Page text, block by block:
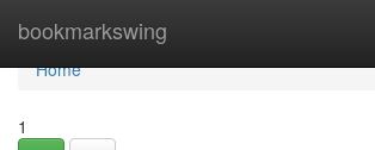
bookmarkswing
Home
Home
1